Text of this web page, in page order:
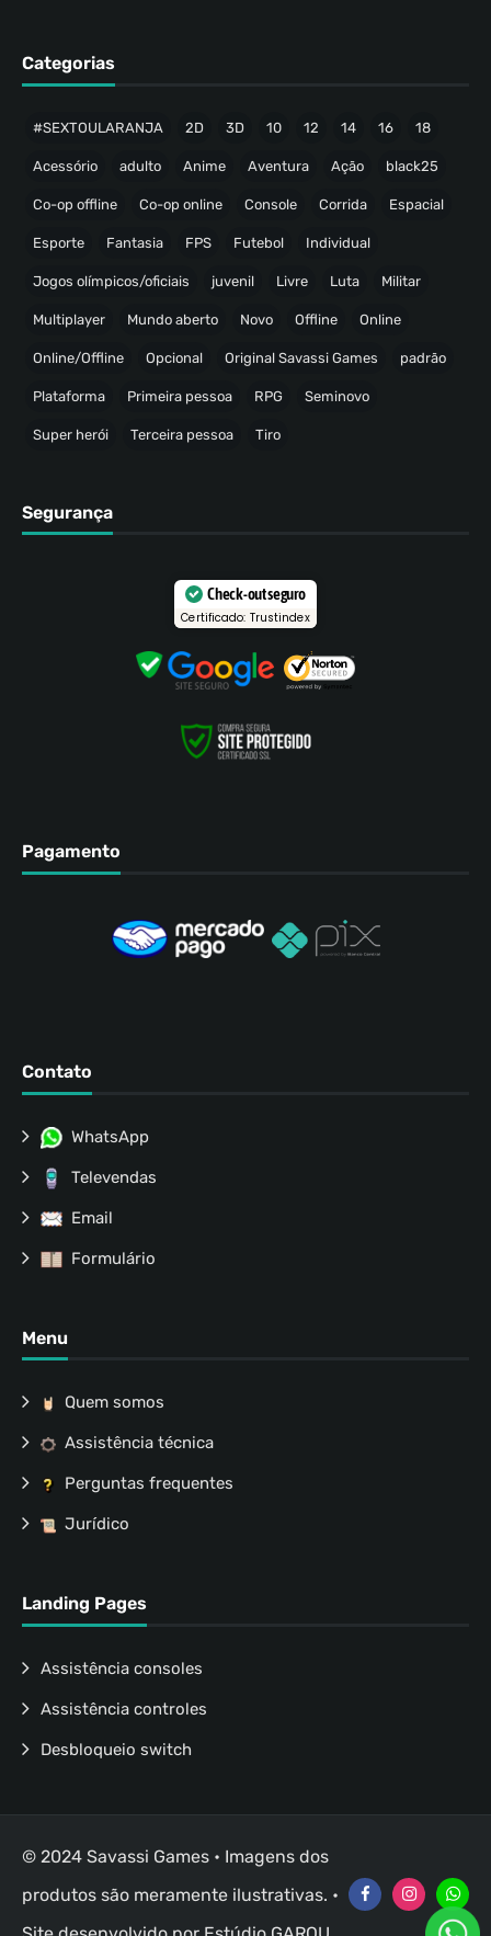
Categorias
#SEXTOULARANJA 2D 3D 10 12 14 16 18
Acessório adulto Anime Aventura Ação black25
Co-op offline Co-op online Console Corrida Espacial
Esporte Fantasia FPS Futebol Individual
Jogos olímpicos/oficiais juvenil Livre Luta Militar
Multiplayer Mundo aberto Novo Offline Online
Online/Offline Opcional Original Savassi Games padrão
Plataforma Primeira pessoa RPG Seminovo
Super herói Terceira pessoa Tiro
Segurança
Check-out seguro
Certificado: Trustindex
Pagamento
Contato
WhatsApp
Televendas
Email
Formulário
Menu
Quem somos
Assistência técnica
Perguntas frequentes
Jurídico
Landing Pages
Assistência consoles
Assistência controles
Desbloqueio switch
© 2024 Savassi Games • Imagens dos
produtos são meramente ilustrativas. •